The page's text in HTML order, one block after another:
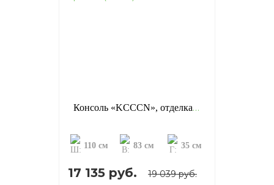
Консоль «KCCCN», отделка: старение (сосна)
110 см 83 см 35 см
17 135 руб. 19 039 руб.